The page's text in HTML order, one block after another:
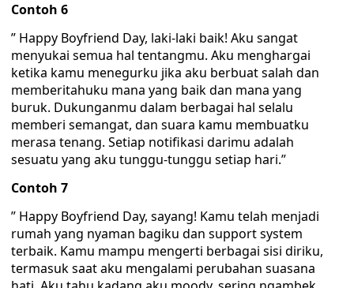
Contoh 6
” Happy Boyfriend Day, laki-laki baik! Aku sangat
menyukai semua hal tentangmu. Aku menghargai
ketika kamu menegurku jika aku berbuat salah dan
memberitahuku mana yang baik dan mana yang
buruk. Dukunganmu dalam berbagai hal selalu
memberi semangat, dan suara kamu membuatku
merasa tenang. Setiap notifikasi darimu adalah
sesuatu yang aku tunggu-tunggu setiap hari.”
Contoh 7
” Happy Boyfriend Day, sayang! Kamu telah menjadi
rumah yang nyaman bagiku dan support system
terbaik. Kamu mampu mengerti berbagai sisi diriku,
termasuk saat aku mengalami perubahan suasana